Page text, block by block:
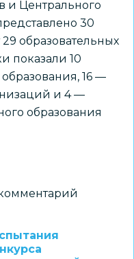
и Центрального
30
образовательных
показали 10
16 —
и 4 —
образования